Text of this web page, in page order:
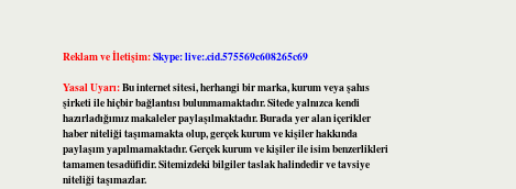
Reklam ve İletişim:Skype: live:.cid.575569c608265c69
Yasal Uyarı:Bu internet sitesi, herhangi bir marka, kurum veya şahıs
şirketi ile hiçbir bağlantısı bulunmamaktadır. Sitede yalnızca kendi
hazırladığımız makaleler paylaşılmaktadır. Burada yer alan içerikler
haber niteliği taşımamakta olup, gerçek kurum ve kişiler hakkında
paylaşım yapılmamaktadır. Gerçek kurum ve kişiler ile isim benzerlikleri
tamamen tesadüfidir. Sitemizdeki bilgiler taslak halindedir ve tavsiye
niteliği taşımazlar.